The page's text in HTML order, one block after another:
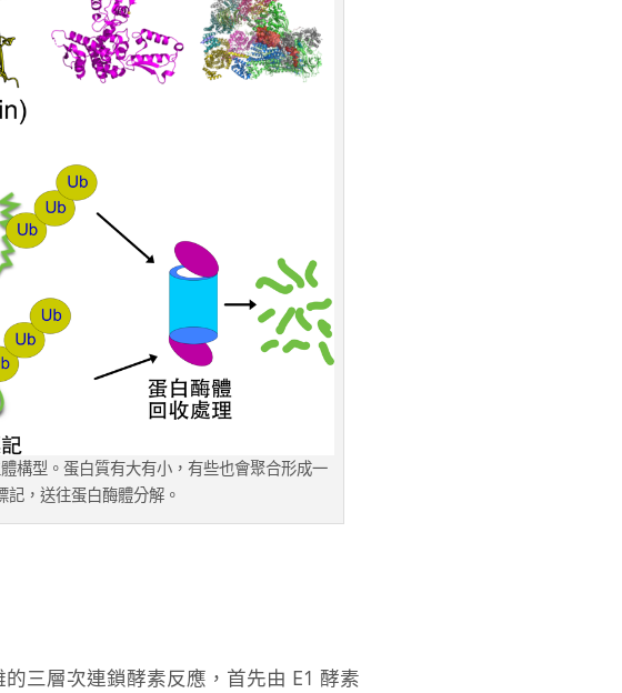
構型。蛋白質有大有小，有些也會聚合形成一
，送往蛋白酶體分解。
三層次連鎖酵素反應，首先由 E1 酵素